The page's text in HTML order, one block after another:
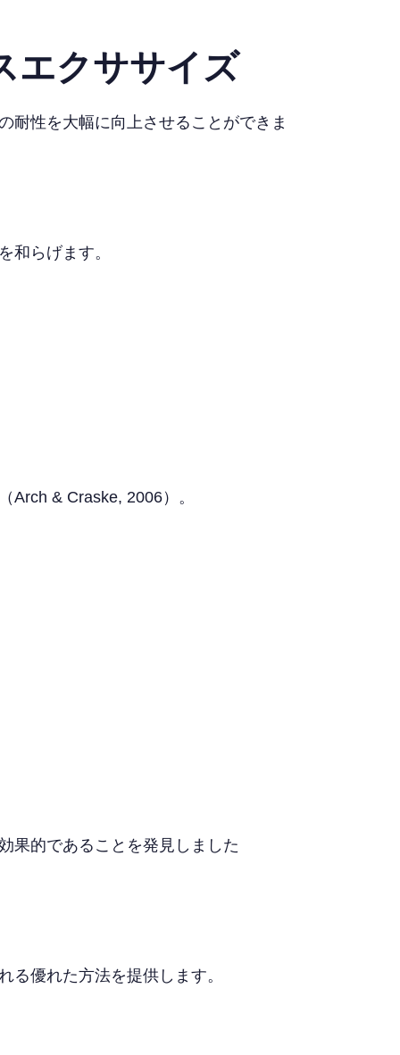
エクササイズ
耐性を大幅に向上させることができま
和らげます。
Arch & Craske, 2006）。
果的であることを発見しました
優れた方法を提供します。